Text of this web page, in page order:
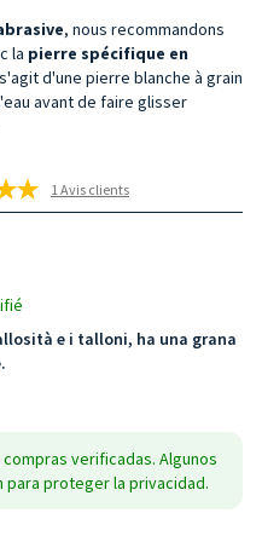
, nous recommandons
la pierre spécifique en
d'une pierre blanche à grain
avant de faire glisser
1 Avis clients
e i talloni, ha una grana
verificadas. Algunos
proteger la privacidad.